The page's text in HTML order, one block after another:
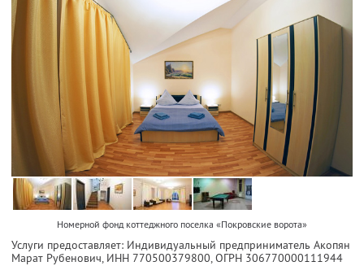
Номерной фонд коттеджного поселка «Покровские ворота»
Услуги предоставляет: Индивидуальный предприниматель Акопян
Марат Рубенович, ИНН 770500379800, ОГРН 306770000111944